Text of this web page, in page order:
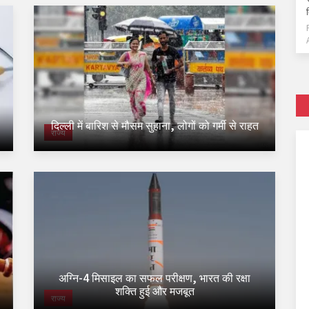
राज्य
दिल्ली में बारिश से मौसम सुहाना, लोगों को गर्मी से राहत
राज्य
अग्नि-4 मिसाइल का सफल परीक्षण, भारत की रक्षा
शक्ति हुई और मजबूत